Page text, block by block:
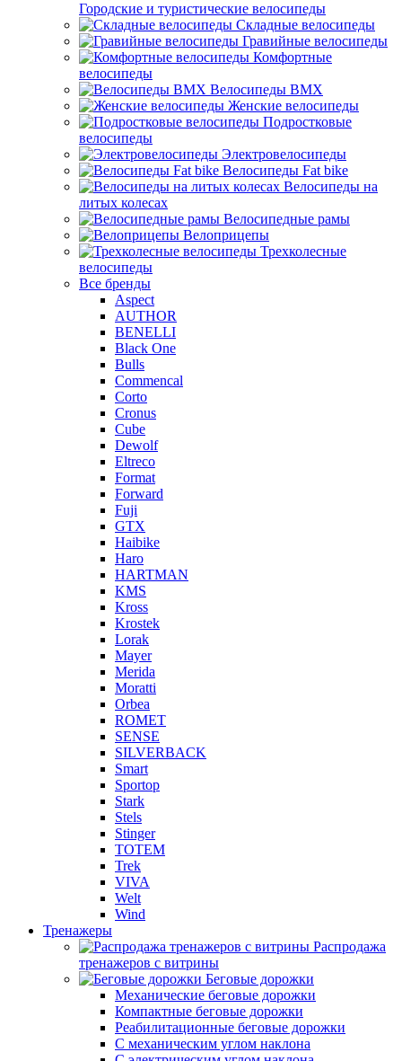
Городские и туристические велосипеды
Складные велосипеды
Гравийные велосипеды
Комфортные
велосипеды
Велосипеды BMX
Женские велосипеды
Подростковые
велосипеды
Электровелосипеды
Велосипеды Fat bike
Велосипеды на
литых колесах
Велосипедные рамы
Велоприцепы
Трехколесные
велосипеды
Все бренды
Aspect
AUTHOR
BENELLI
Black One
Bulls
Commencal
Corto
Cronus
Cube
Dewolf
Eltreco
Format
Forward
Fuji
GTX
Haibike
Haro
HARTMAN
KMS
Kross
Krostek
Lorak
Mayer
Merida
Moratti
Orbea
ROMET
SENSE
SILVERBACK
Smart
Sportop
Stark
Stels
Stinger
TOTEM
Trek
VIVA
Welt
Wind
Тренажеры
Распродажа
тренажеров с витрины
Беговые дорожки
Механические беговые дорожки
Компактные беговые дорожки
Реабилитационные беговые дорожки
С механическим углом наклона